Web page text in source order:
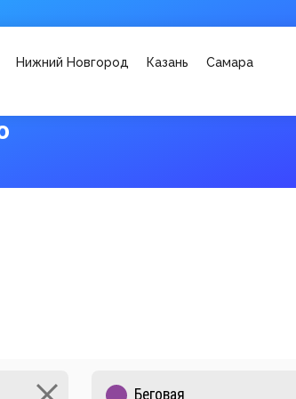
Нижний Новгород Казань Самара